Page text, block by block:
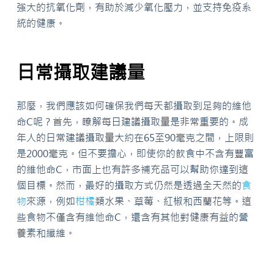
強大的抗氧化劑，有助於減少氧化壓力，並支持免疫系
統的健康。
日常攝取建議量
那麼，我們應該如何確保我們每天都攝取到足夠的維他
命C呢？首先，瞭解每日建議攝取量是非常重要的。成
年人的日常建議攝取量大約在65至90毫克之間，上限則
是2000毫克。但不要擔心，即使你的飲食中不含有豐富
的維他命C，市面上也有許多補充品可以幫助你達到這
個目標。然而，最好的攝取方式仍然是透過全天然的食
物來源，例如柑橘類水果、草莓、紅椒和西蘭花等。這
些食物不僅含有維他命C，還含有其他對健康有益的營
養素和纖維。